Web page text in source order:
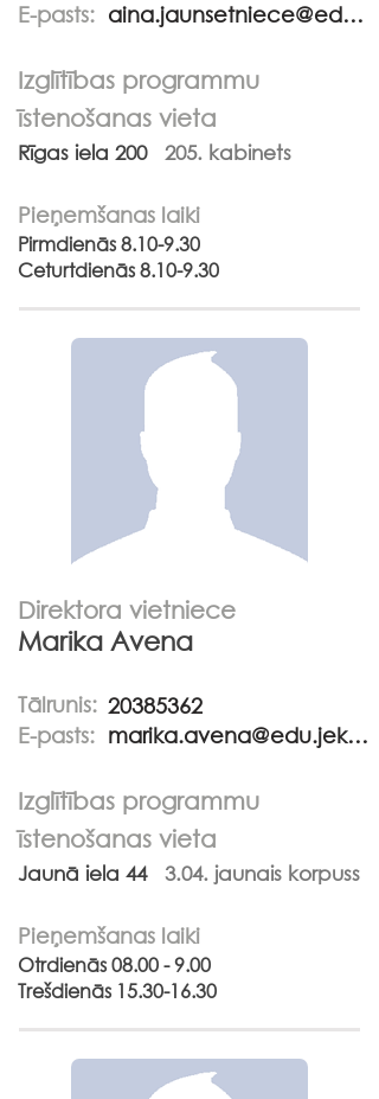
E-pasts:
aina.jaunsetniece@edu.jekabpils.lv
Izglītības programmu
īstenošanas vieta
Rīgas iela 200 205. kabinets
Pieņemšanas laiki
Pirmdienās 8.10-9.30
Ceturtdienās 8.10-9.30
Direktora vietniece
Marika Avena
Tālrunis:
E-pasts:
marika.avena@edu.jekabpils.lv
20385362
Izglītības programmu
īstenošanas vieta
Jaunā iela 44 3.04. jaunais korpuss
Pieņemšanas laiki
Otrdienās08.00 - 9.00
Trešdienās 15.30-16.30